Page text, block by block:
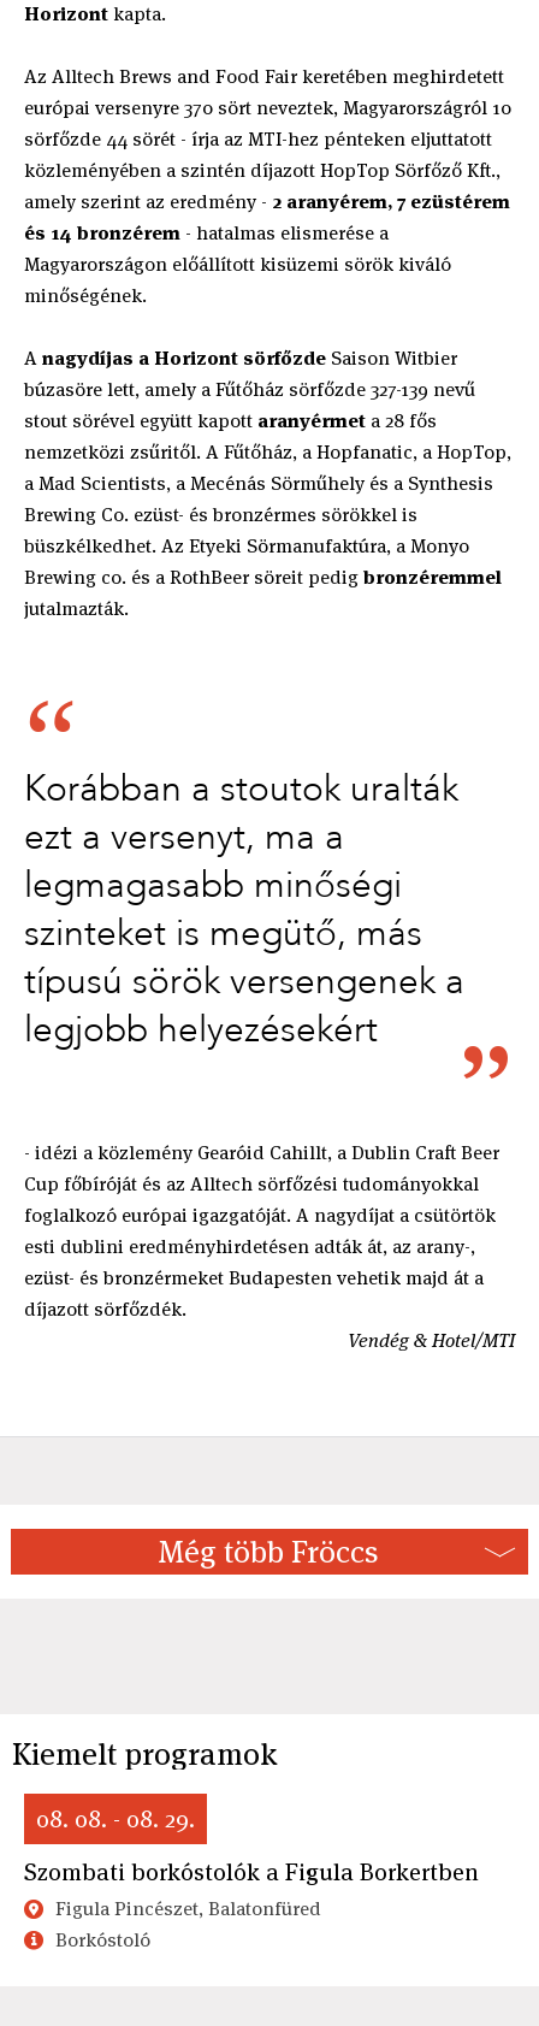
Horizont kapta.
Az Alltech Brews and Food Fair keretében meghirdetett
európai versenyre 370 sört neveztek, Magyarországról 10
sörfőzde 44 sörét - írja az MTI-hez pénteken eljuttatott
közleményében a szintén díjazott HopTop Sörfőző Kft.,
amely szerint az eredmény - 2 aranyérem, 7 ezüstérem
és 14 bronzérem - hatalmas elismerése a
Magyarországon előállított kisüzemi sörök kiváló
minőségének.
Anagydíjas a Horizont sörfőzde Saison Witbier
búzasöre lett, amely a Fűtőház sörfőzde 327-139 nevű
stout sörével együtt kapott aranyérmet a 28 fős
nemzetközi zsűritől. A Fűtőház, a Hopfanatic, a HopTop,
a Mad Scientists, a Mecénás Sörműhely és a Synthesis
Brewing Co. ezüst- és bronzérmes sörökkel is
büszkélkedhet. Az Etyeki Sörmanufaktúra, a Monyo
Brewing co. és a RothBeer söreit pedigbronzéremmel
jutalmazták.
Korábban a stoutok uralták
ezt a versenyt, ma a
legmagasabb minőségi
szinteket is megütő, más
típusú sörök versengenek a
legjobb helyezésekért
- idézi a közlemény Gearóid Cahillt, a Dublin Craft Beer
Cup főbíróját és az Alltech sörfőzési tudományokkal
foglalkozó európai igazgatóját. A nagydíjat a csütörtök
esti dublini eredményhirdetésen adták át, az arany-,
ezüst- és bronzérmeket Budapesten vehetik majd át a
díjazott sörfőzdék.
Vendég & Hotel/MTI
Még több Fröccs
Kiemelt programok
08. 08. - 08. 29.
Szombati borkóstolók a Figula Borkertben
Figula Pincészet, Balatonfüred
Borkóstoló